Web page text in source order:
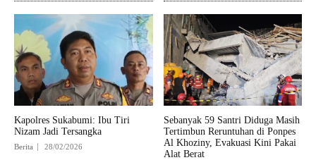
Kapolres Sukabumi: Ibu Tiri
Nizam Jadi Tersangka
Berita 28/02/2026
Sebanyak 59 Santri Diduga Masih
Tertimbun Reruntuhan di Ponpes
Al Khoziny, Evakuasi Kini Pakai
Alat Berat